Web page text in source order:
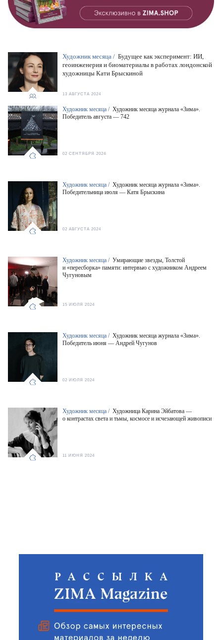
Художник месяца / Художник месяца журнала «Зима».
Победитель августа — 742
02 СЕНТЯБРЯ 2024
Художник месяца / Будущее как эксперимент: ИИ,
геоинженерия и биоматериалы в работах лондонской
художницы Кати Брыскиной
13 АВГУСТА 2024
Художник месяца / Художник месяца журнала «Зима».
Победительница июля — Катя Брыскина
02 АВГУСТА 2024
Художник месяца / Умирающие звезды, Толстой
и «пересборка» памяти: интервью с художником Андреем
Чугуновым
15 ИЮЛЯ 2024
Художник месяца / Художник месяца журнала «Зима».
Победитель июня — Андрей Чугунов
02 ИЮЛЯ 2024
Художник месяца / Художница Карина Эйбатова —
о контрастах света и тьмы, космосе и исчезающей живописи
11 ИЮНЯ 2024